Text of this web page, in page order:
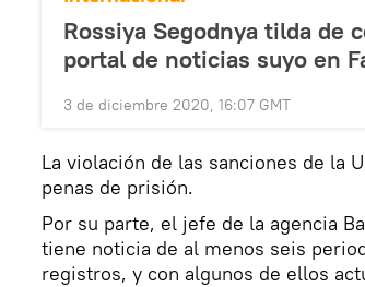
Rossiya Segodnya tilda de
portal de noticias suyo en
3 de diciembre 2020, 16:07 GMT
La violación de las sanciones de la
penas de prisión.
Por su parte, el jefe de la agencia
tiene noticia de al menos seis
registros, y con algunos de ellos